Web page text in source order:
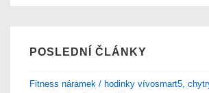
POSLEDNÍ ČLÁNKY
Fitness náramek / hodinky vívosmart5,